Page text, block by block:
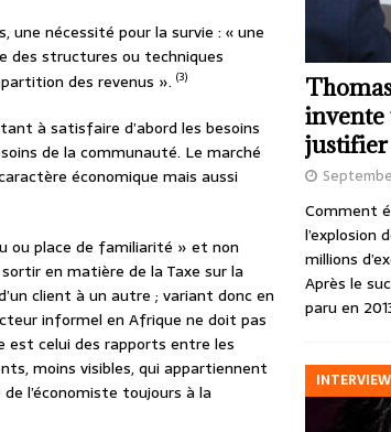
une nécessité pour la survie : « une
des structures ou techniques
des revenus ». (3)
à satisfaire d’abord les besoins
de la communauté. Le marché
économique mais aussi
ou place de familiarité » et non
en matière de la Taxe sur la
client à un autre ; variant donc en
informel en Afrique ne doit pas
est celui des rapports entre les
moins visibles, qui appartiennent
l’économiste toujours à la
justifier
Comment
l’explosion
millions
Après le
paru en
INTERVIEW